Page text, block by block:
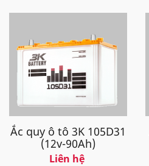
Ắc quy ô tô 3K 105D31
(12v-90Ah)
Liên hệ